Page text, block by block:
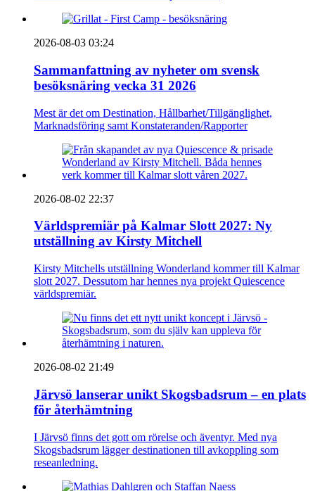
2026-08-03 03:24
Sammanfattning av nyheter om svensk
besöksnäring vecka 31 2026
Mest är det om Destination, Hållbarhet/Tillgänglighet,
Marknadsföring samt Konstateranden/Rapporter
2026-08-02 22:37
Världspremiär på Kalmar Slott 2027: Ny
utställning av Kirsty Mitchell
Kirsty Mitchells utställning Wonderland kommer till Kalmar
slott 2027. Dessutom har hennes nya projekt Quiescence
världspremiär.
2026-08-02 21:49
Järvsö lanserar unikt Skogsbadsrum – en plats
för återhämtning
I Järvsö finns det gott om rörelse och äventyr. Med nya
Skogsbadsrum lägger destinationen till avkoppling som
reseanledning.